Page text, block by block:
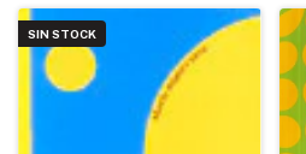
SIN STOCK